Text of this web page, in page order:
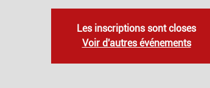
Les inscriptions sont closes
Voir d'autres événements